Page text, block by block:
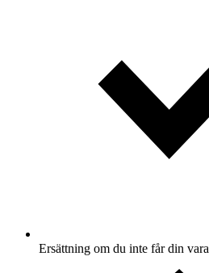
Ersättning om du inte får din vara